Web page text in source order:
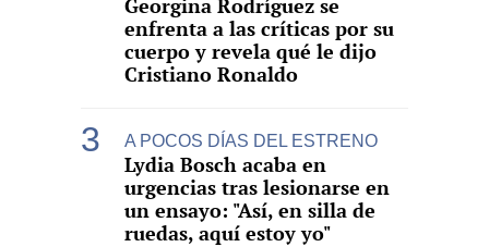
Georgina Rodríguez se
enfrenta a las críticas por su
cuerpo y revela qué le dijo
Cristiano Ronaldo
A POCOS DÍAS DEL ESTRENO
Lydia Bosch acaba en
urgencias tras lesionarse en
un ensayo: "Así, en silla de
ruedas, aquí estoy yo"